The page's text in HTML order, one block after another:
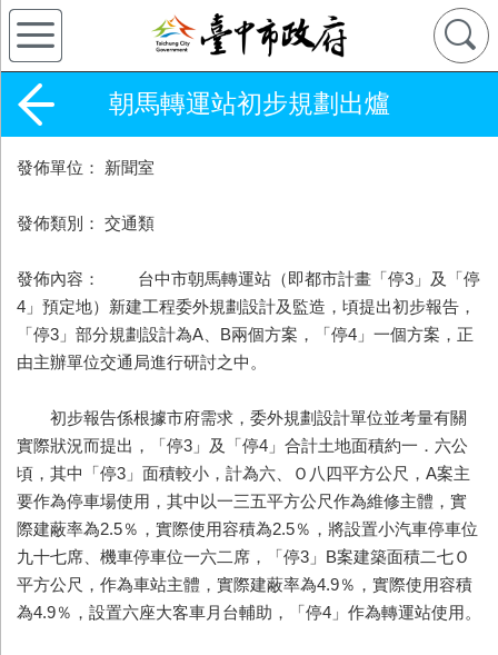
朝馬轉運站初步規劃出爐
發佈單位： 新聞室
發佈類別： 交通類
發佈內容： 台中市朝馬轉運站（即都市計畫「停3」及「停
4」預定地）新建工程委外規劃設計及監造，頃提出初步報告，
「停3」部分規劃設計為A、B兩個方案，「停4」一個方案，正
由主辦單位交通局進行研討之中。
初步報告係根據市府需求，委外規劃設計單位並考量有關
實際狀況而提出，「停3」及「停4」合計土地面積約一．六公
頃，其中「停3」面積較小，計為六、Ｏ八四平方公尺，A案主
要作為停車場使用，其中以一三五平方公尺作為維修主體，實
際建蔽率為2.5％，實際使用容積為2.5％，將設置小汽車停車位
九十七席、機車停車位一六二席，「停3」B案建築面積二七Ｏ
平方公尺，作為車站主體，實際建蔽率為4.9％，實際使用容積
為4.9％，設置六座大客車月台輔助，「停4」作為轉運站使用。